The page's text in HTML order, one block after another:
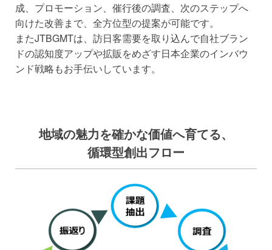
成、プロモーション、催行後の調査、次のステップへ
向けた改善まで、全方位型の提案が可能です。
またJTBGMTは、訪日客需要を取り込んで自社ブラン
ドの認知度アップや拡販をめざす日本企業のインバウ
ンド戦略もお手伝いしています。
地域の魅力を確かな価値へ育てる、
循環型創出フロー